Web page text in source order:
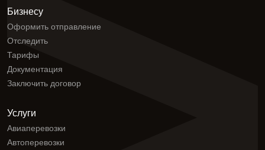
Бизнесу
Оформить отправление
Отследить
Тарифы
Документация
Заключить договор
Услуги
Авиаперевозки
Автоперевозки